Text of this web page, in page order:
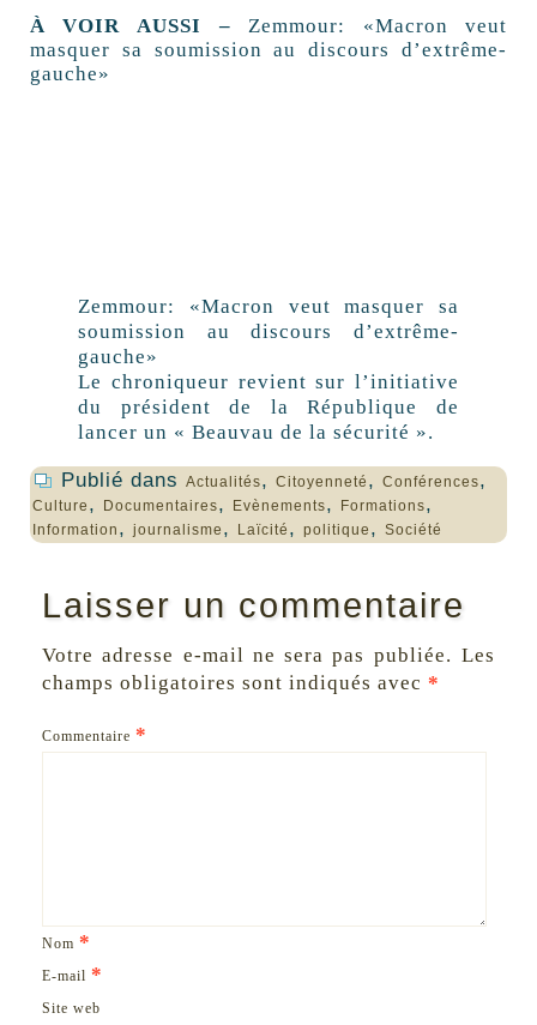
À VOIR AUSSI – Zemmour: «Macron veut
masquer sa soumission au discours d’extrême-
gauche»
Zemmour: «Macron veut masquer sa
soumission au discours d’extrême-
gauche»
Le chroniqueur revient sur l’initiative
du président de la République de
lancer un « Beauvau de la sécurité ».
Publié dans Actualités, Citoyenneté , Conférences,
Culture , Documentaires, Evènements, Formations,
Information , journalisme , Laïcité , politique , Société
Laisser un commentaire
Votre adresse e-mail ne sera pas publiée. Les
champs obligatoires sont indiqués avec *
Commentaire *
Nom *
E-mail *
Site web